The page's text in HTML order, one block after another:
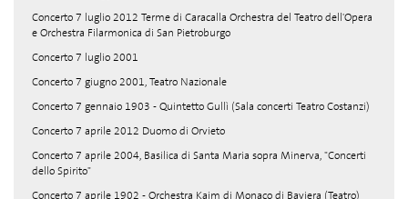
Concerto 7 luglio 2012 Terme di Caracalla Orchestra del Teatro dell'Opera
e Orchestra Filarmonica di San Pietroburgo
Concerto 7 luglio 2001
Concerto 7 giugno 2001, Teatro Nazionale
Concerto 7 gennaio 1903 - Quintetto Gullì (Sala concerti Teatro Costanzi)
Concerto 7 aprile 2012 Duomo di Orvieto
Concerto 7 aprile 2004, Basilica di Santa Maria sopra Minerva, "Concerti
dello Spirito"
Concerto 7 aprile 1902 - Orchestra Kaim di Monaco di Baviera (Teatro)